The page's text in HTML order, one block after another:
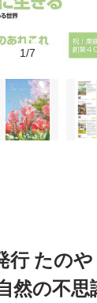
1/7
行 たの
然の不思